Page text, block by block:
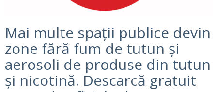
Mai multe spații publice devin
zone fără fum de tutun și
aerosoli de produse din tutun
și nicotină. Descarcă gratuit